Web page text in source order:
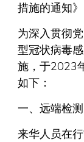
措施的通知》
为深入贯彻
型冠状病毒
施，于2023
如下：
一、远端检测
来华人员在